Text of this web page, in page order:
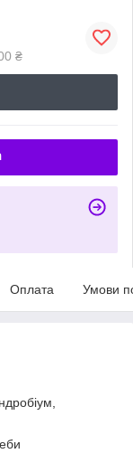
₴
Оплата Умови